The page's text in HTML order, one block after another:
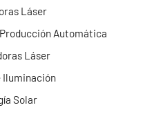
Láser
Automática
Láser
Iluminación
Solar